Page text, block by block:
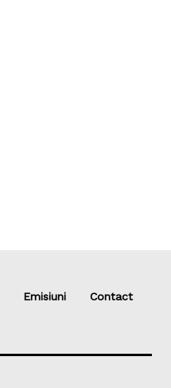
Emisiuni Contact